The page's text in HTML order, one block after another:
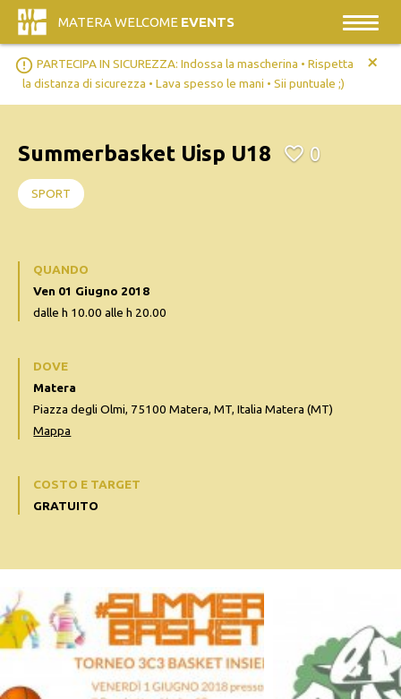
MATERA WELCOME EVENTS
error_outline PARTECIPA IN SICUREZZA: Indossa la mascherina • Rispetta
la distanza di sicurezza • Lava spesso le mani • Sii puntuale ;)
+
Summerbasket Uisp U18 0
SPORT
QUANDO
Ven 01 Giugno 2018
dalle h 10.00 alle h 20.00
DOVE
Matera
Piazza degli Olmi, 75100 Matera, MT, Italia Matera (MT)
Mappa
COSTO E TARGET
GRATUITO